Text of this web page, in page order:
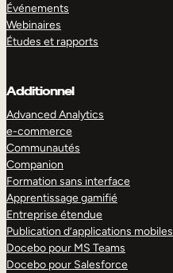
Événements
Webinaires
Études et rapports
Additionnel
Advanced Analytics
e-commerce
Communautés
Companion
Formation sans interface
Apprentissage gamifié
Entreprise étendue
Publication d’applications mobiles
Docebo pour MS Teams
Docebo pour Salesforce